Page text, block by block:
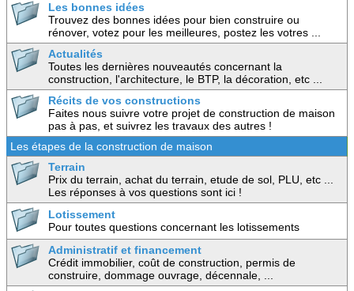
Les bonnes idées
Trouvez des bonnes idées pour bien construire ou
rénover, votez pour les meilleures, postez les votres ...
Actualités
Toutes les dernières nouveautés concernant la
construction, l'architecture, le BTP, la décoration, etc ...
Récits de vos constructions
Faites nous suivre votre projet de construction de maison
pas à pas, et suivrez les travaux des autres !
Les étapes de la construction de maison
Terrain
Prix du terrain, achat du terrain, etude de sol, PLU, etc ...
Les réponses à vos questions sont ici !
Lotissement
Pour toutes questions concernant les lotissements
Administratif et financement
Crédit immobilier, coût de construction, permis de
construire, dommage ouvrage, décennale, ...